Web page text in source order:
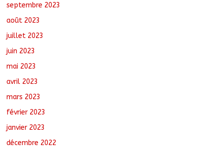
septembre 2023
août 2023
juillet 2023
juin 2023
mai 2023
avril 2023
mars 2023
février 2023
janvier 2023
décembre 2022